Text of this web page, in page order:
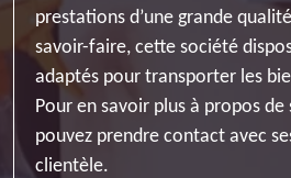
prestations d’une grande
savoir-faire, cette société
adaptés pour transporter les
Pour en savoir plus à propos de
pouvez prendre contact avec
clientèle.